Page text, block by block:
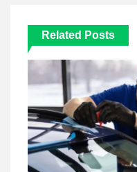
Related Posts